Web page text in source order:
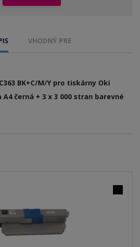
VHODNÝ PRE
BK+C/M/Y pro tiskárny Oki
černá + 3 x 3 000 stran barevné